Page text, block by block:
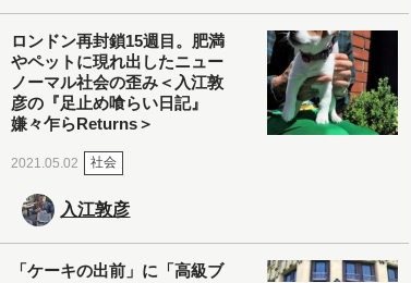
ロンドン再封鎖15週目。肥満
やペットに現れ出したニュー
ノーマル社会の歪み＜入江敦
彦の『足止め喰らい日記』
嫌々乍らReturns＞
2021.05.02 社会
入江敦彦
「ケーキの出前」に「高級ブ